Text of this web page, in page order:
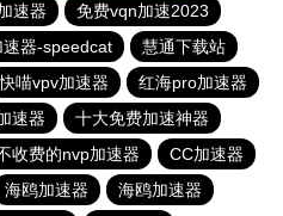
速器
免费vqn加速2023
速器-speedcat
慧通下载站
快喵vpv加速器
红海pro加速器
速器
十大免费加速神器
收费的nvp加速器
CC加速器
海鸥加速器 海鸥加速器